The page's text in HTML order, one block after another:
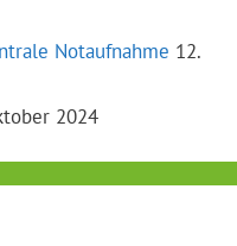
Notaufnahme 12.
2024